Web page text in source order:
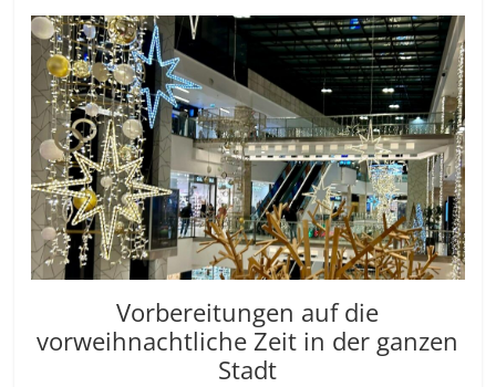
Vorbereitungen auf die
vorweihnachtliche Zeit in der ganzen
Stadt